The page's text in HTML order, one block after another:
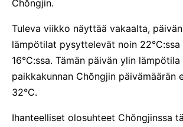
Chŏngjin.
Tuleva viikko näyttää vakaalta,
lämpötilat pysyttelevät noin
16°C:ssa. Tämän päivän ylin
paikkakunnan Chŏngjin päivämäärän
32°C.
Ihanteelliset olosuhteet Chŏngjinssa